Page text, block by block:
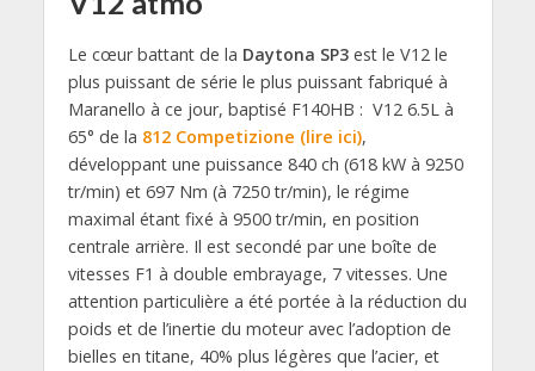
Le cœur battant de la Daytona SP3est le V12 le
plus puissant de série le plus puissant fabriqué à
Maranello à ce jour, baptisé F140HB : V12 6.5L à
65° de la 812 Competizione (lire ici),
développant une puissance 840 ch (618 kW à 9250
tr/min) et 697 Nm (à 7250 tr/min), le régime
maximal étant fixé à 9500 tr/min, en position
centrale arrière. Il est secondé par une boîte de
vitesses F1 à double embrayage, 7 vitesses. Une
attention particulière a été portée à la réduction du
poids et de l’inertie du moteur avec l’adoption de
bielles en titane, 40% plus légères que l’acier, et